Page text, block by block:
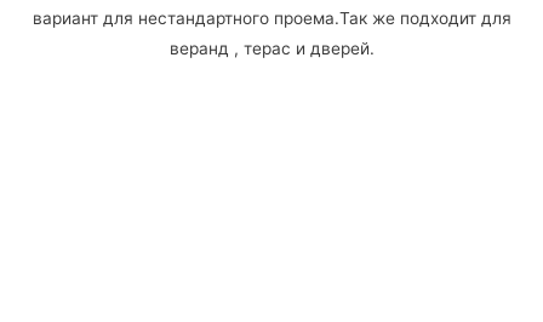
вариант для нестандартного проема.Так же подходит для
веранд , терас и дверей.